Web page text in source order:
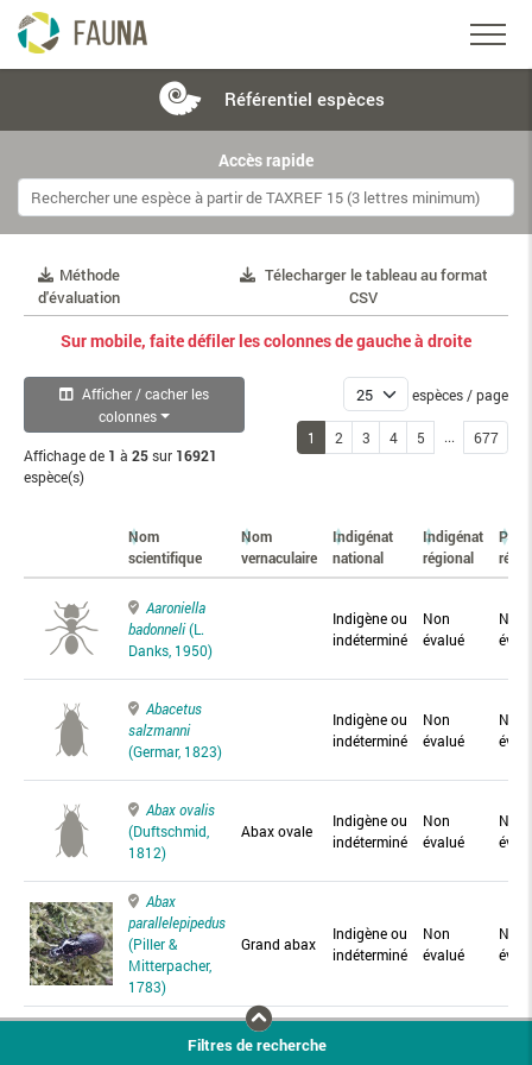
Référentiel espèces
Accès rapide
Méthode
d'évaluation
Télecharger le tableau au format
CSV
Sur mobile, faite défiler les colonnes de gauche à droite
Afficher / cacher les
colonnes
Affichage de 1 à 25sur 16921
espèce(s)
espèces / page
1 2 3 4 5 ... 677
Nom
scientifique
Nom
vernaculaire
Indigénat
national
Indigénat
régional
Aaroniella
badonneli(L.
Danks, 1950)
Indigène ou
indéterminé
Non
évalué
Non
Abacetus
salzmanni
(Germar, 1823)
Indigène ou
indéterminé
Non
évalué
Non
Abax ovalis
(Duftschmid,
1812)
Abax ovale
Indigène ou
indéterminé
Non
évalué
Non
Abax
parallelepipedus
(Piller &
Mitterpacher,
1783)
Grand abax
Indigène ou
indéterminé
Non
évalué
Non
Abax
Abax
Filtres de recherche